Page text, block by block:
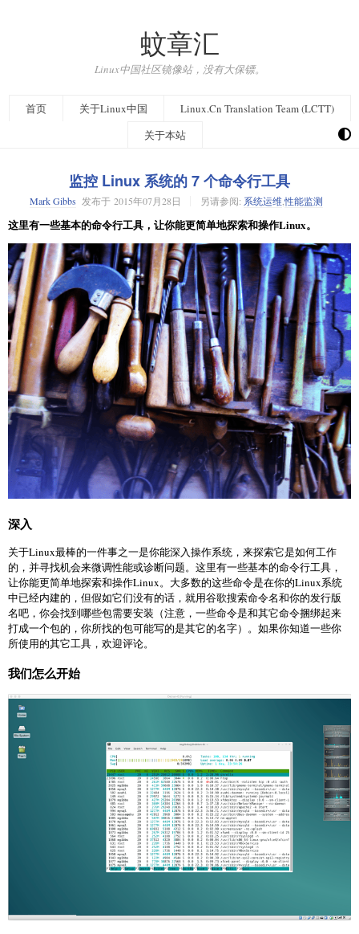
蚊章汇
Linux中国社区镜像站，没有大保镖。
首页 关于Linux中国
Linux.Cn Translation Team (LCTT)
关于本站
监控 Linux 系统的 7 个命令行工具
Mark Gibbs 发布于 2015年07月28日 另请参阅: 系统运维,性能监测
这里有一些基本的命令行工具，让你能更简单地探索和操作Linux。
深入
关于Linux最棒的一件事之一是你能深入操作系统，来探索它是如何工作
的，并寻找机会来微调性能或诊断问题。这里有一些基本的命令行工具，
让你能更简单地探索和操作Linux。大多数的这些命令是在你的Linux系统
中已经内建的，但假如它们没有的话，就用谷歌搜索命令名和你的发行版
名吧，你会找到哪些包需要安装（注意，一些命令是和其它命令捆绑起来
打成一个包的，你所找的包可能写的是其它的名字）。如果你知道一些你
所使用的其它工具，欢迎评论。
我们怎么开始